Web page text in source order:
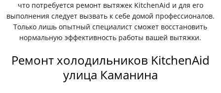
что потребуется ремонт вытяжек KitchenAid и для его
выполнения следует вызвать к себе домой профессионалов.
Только лишь опытный специалист сможет восстановить
нормальную эффективность работы вашей вытяжки.
Ремонт холодильников KitchenAid
улица Каманина